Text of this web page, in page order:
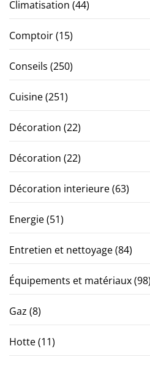
Climatisation (44)
Comptoir(15)
Conseils (250)
Cuisine(251)
Décoration (22)
Décoration (22)
Décoration interieure(63)
Energie(51)
Entretien et nettoyage(84)
Équipements et matériaux(98)
Gaz (8)
Hotte(11)